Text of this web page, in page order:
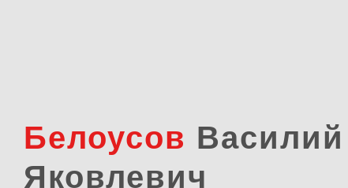
Белоусов Василий
Яковлевич